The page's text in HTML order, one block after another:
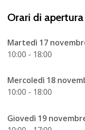
Orari di apertura
Martedì 17
10:00 - 18:00
Mercoledì 18
10:00 - 18:00
Giovedì 19